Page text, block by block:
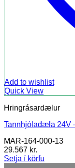
Add to wishlist
Quick View
Hringrásardælur
Tannhjóladæla 24V
MAR-164-000-13
29.567 kr.
Setja í körfu